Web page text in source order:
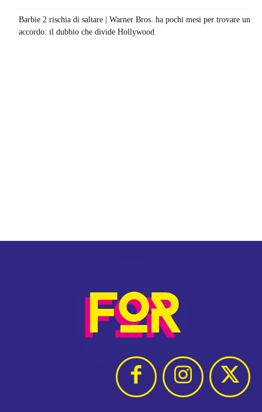
Barbie 2 rischia di saltare | Warner Bros. ha pochi mesi per trovare un
accordo: il dubbio che divide Hollywood